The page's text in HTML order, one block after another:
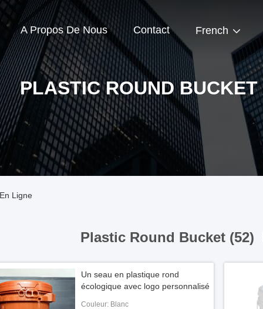
A Propos De Nous Contact French
PLASTIC ROUND BUCKET
Ligne
Plastic Round Bucket (52)
Un seau en plastique rond
écologique avec logo personnalisé
Couleur: Blanc